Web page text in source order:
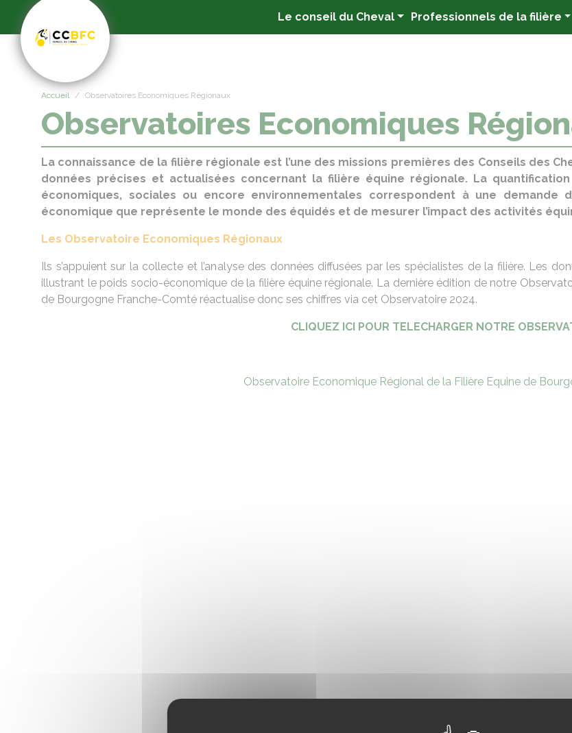
Le conseil du Cheval Professionnels de la filière
Accueil Observatoires Economiques Régionaux
Observatoires Economiques
La connaissance de la filière régionale est l’une des missions premières des Conseils des
données précises et actualisées concernant la filière équine régionale. La
économiques, sociales ou encore environnementales correspondent à une
économique que représente le monde des équidés et de mesurer l’impact des activités
Les Observatoire Economiques Régionaux
Ils s’appuient sur la collecte et l’analyse des données diffusées par les spécialistes de la filière. Les
illustrant le poids socio-économique de la filière équine régionale. La dernière édition de notre
de Bourgogne Franche-Comté réactualise donc ses chiffres via cet Observatoire 2024.
CLIQUEZ ICI POUR TELECHARGER NOTRE
Observatoire Economique Régional de la Filière Equine de
Panneau de gestion des cookies